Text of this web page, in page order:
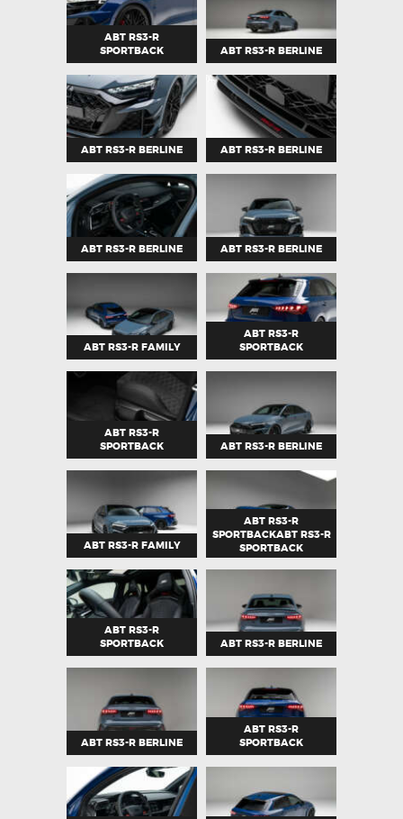
ABT RS3-R
SPORTBACK
ABT RS3-R BERLINE
ABT RS3-R BERLINE ABT RS3-R BERLINE
ABT RS3-R BERLINE ABT RS3-R BERLINE
ABT RS3-R FAMILY
ABT RS3-R
SPORTBACK
ABT RS3-R
SPORTBACK
ABT RS3-R BERLINE
ABT RS3-R FAMILY
ABT RS3-R
SPORTBACKABT RS3-R
SPORTBACK
ABT RS3-R
SPORTBACK
ABT RS3-R BERLINE
ABT RS3-R BERLINE
ABT RS3-R
SPORTBACK